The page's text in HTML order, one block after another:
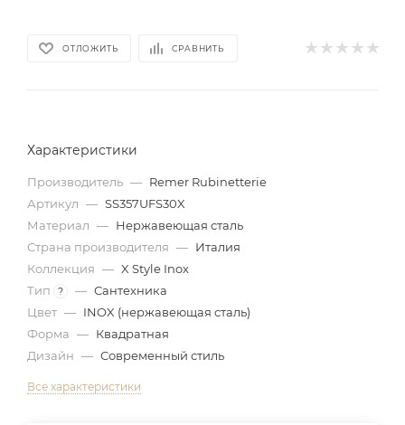
ОТЛОЖИТЬ СРАВНИТЬ
Характеристики
Производитель — Remer Rubinetterie
Артикул — SS357UFS30X
Материал — Нержавеющая сталь
Страна производителя — Италия
Коллекция — X Style Inox
Тип
? — Сантехника
Цвет — INOX (нержавеющая сталь)
Форма — Квадратная
Дизайн — Современный стиль
Все характеристики